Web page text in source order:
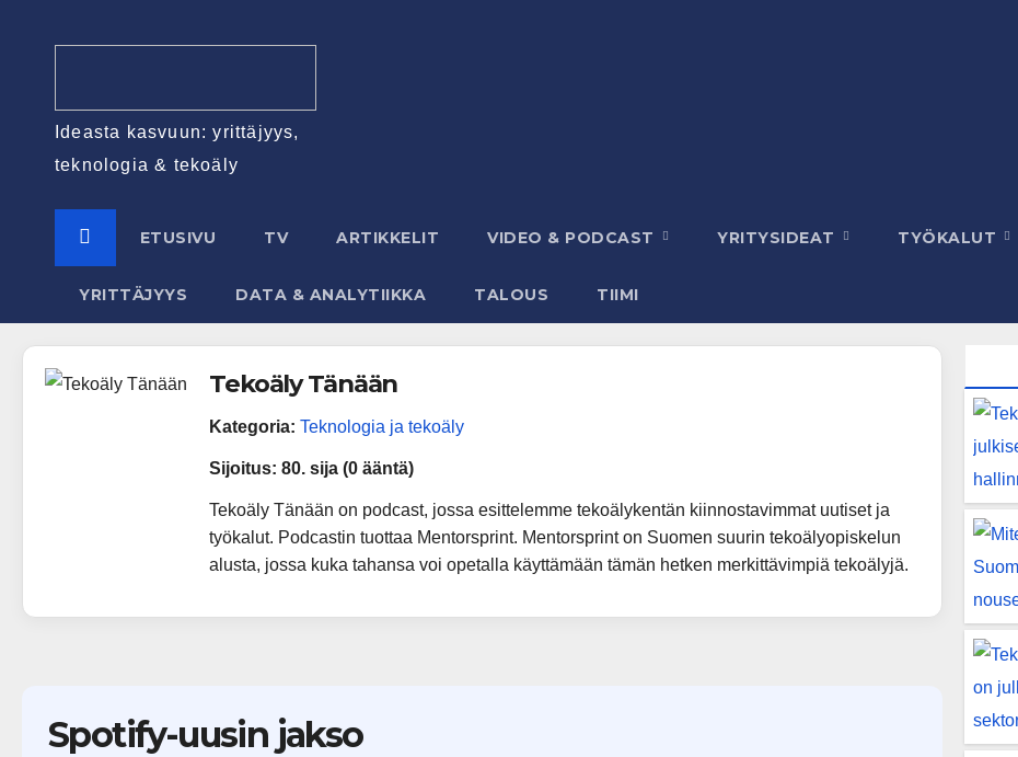
Ideasta kasvuun: yrittäjyys,
teknologia & tekoäly
ETUSIVU TV ARTIKKELIT VIDEO & PODCAST YRITYSIDEAT TYÖKALUT
YRITTÄJYYS DATA & ANALYTIIKKA TALOUS TIIMI
Tekoäly Tänään
Kategoria: Teknologia ja tekoäly
Sijoitus: 80. sija (0 ääntä)
Tekoäly Tänään on podcast, jossa esittelemme tekoälykentän kiinnostavimmat uutiset ja
työkalut. Podcastin tuottaa Mentorsprint. Mentorsprint on Suomen suurin tekoälyopiskelun
alusta, jossa kuka tahansa voi opetalla käyttämään tämän hetken merkittävimpiä tekoälyjä.
Spotify-uusin jakso